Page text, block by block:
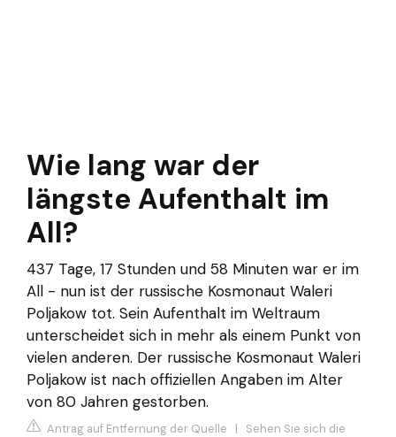
Wie lang war der
längste Aufenthalt im
All?
437 Tage, 17 Stunden und 58 Minuten war er im
All - nun ist der russische Kosmonaut Waleri
Poljakow tot. Sein Aufenthalt im Weltraum
unterscheidet sich in mehr als einem Punkt von
vielen anderen. Der russische Kosmonaut Waleri
Poljakow ist nach offiziellen Angaben im Alter
von 80 Jahren gestorben.
Antrag auf Entfernung der Quelle | Sehen Sie sich die